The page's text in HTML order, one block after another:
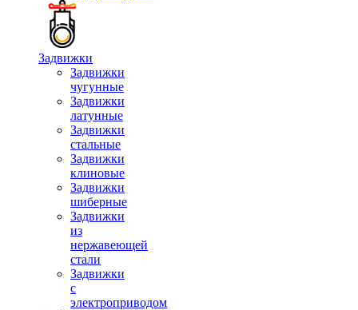
Задвижки
Задвижки
чугунные
Задвижки
латунные
Задвижки
стальные
Задвижки
клиновые
Задвижки
шиберные
Задвижки
из
нержавеющей
стали
Задвижки
с
электроприводом